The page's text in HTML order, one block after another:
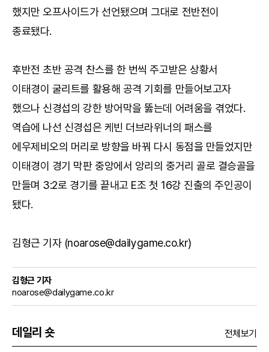
했지만 오프사이드가 선언됐으며 그대로 전반전이
종료됐다.
후반전 초반 공격 찬스를 한 번씩 주고받은 상황서
이태경이 굴리트를 활용해 공격 기회를 만들어보고자
했으나 신경섭의 강한 방어막을 뚫는데 어려움을 겪었다.
역습에 나선 신경섭은 케빈 더브라위너의 패스를
에우제비오의 머리로 방향을 바꿔 다시 동점을 만들었지만
이태경이 경기 막판 중앙에서 앙리의 중거리 골로 결승골을
만들며 3:2로 경기를 끝내고 E조 첫 16강 진출의 주인공이
됐다.
김형근 기자 (noarose@dailygame.co.kr)
김형근 기자
noarose@dailygame.co.kr
데일리 숏 전체보기